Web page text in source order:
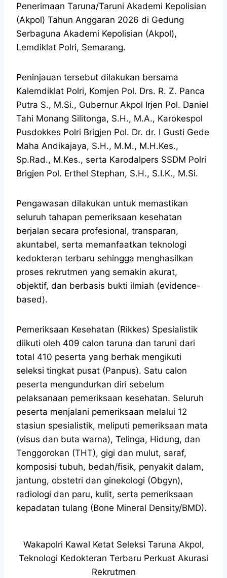
Penerimaan Taruna/Taruni Akademi Kepolisian
(Akpol) Tahun Anggaran 2026 di Gedung
Serbaguna Akademi Kepolisian (Akpol),
Lemdiklat Polri, Semarang.
Peninjauan tersebut dilakukan bersama
Kalemdiklat Polri, Komjen Pol. Drs. R. Z. Panca
Putra S., M.Si., Gubernur Akpol Irjen Pol. Daniel
Tahi Monang Silitonga, S.H., M.A., Karokespol
Pusdokkes Polri Brigjen Pol. Dr. dr. I Gusti Gede
Maha Andikajaya, S.H., M.M., M.H.Kes.,
Sp.Rad., M.Kes., serta Karodalpers SSDM Polri
Brigjen Pol. Erthel Stephan, S.H., S.I.K., M.Si.
Pengawasan dilakukan untuk memastikan
seluruh tahapan pemeriksaan kesehatan
berjalan secara profesional, transparan,
akuntabel, serta memanfaatkan teknologi
kedokteran terbaru sehingga menghasilkan
proses rekrutmen yang semakin akurat,
objektif, dan berbasis bukti ilmiah (evidence-
based).
Pemeriksaan Kesehatan (Rikkes) Spesialistik
diikuti oleh 409 calon taruna dan taruni dari
total 410 peserta yang berhak mengikuti
seleksi tingkat pusat (Panpus). Satu calon
peserta mengundurkan diri sebelum
pelaksanaan pemeriksaan kesehatan. Seluruh
peserta menjalani pemeriksaan melalui 12
stasiun spesialistik, meliputi pemeriksaan mata
(visus dan buta warna), Telinga, Hidung, dan
Tenggorokan (THT), gigi dan mulut, saraf,
komposisi tubuh, bedah/fisik, penyakit dalam,
jantung, obstetri dan ginekologi (Obgyn),
radiologi dan paru, kulit, serta pemeriksaan
kepadatan tulang (Bone Mineral Density/BMD).
Wakapolri Kawal Ketat Seleksi Taruna Akpol,
Teknologi Kedokteran Terbaru Perkuat Akurasi
Rekrutmen